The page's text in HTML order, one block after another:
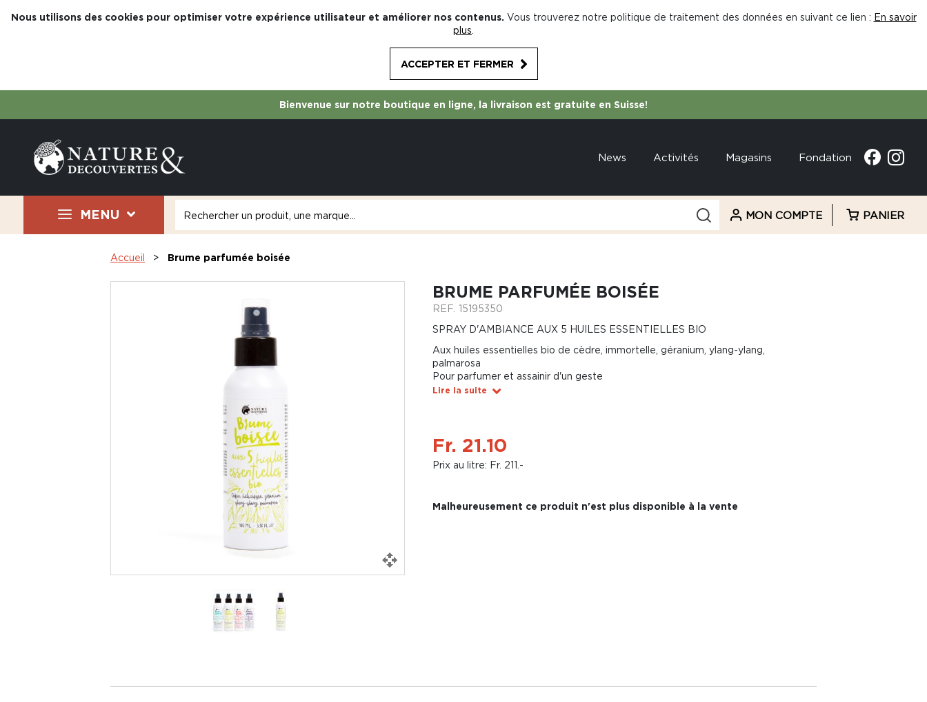
Nous utilisons des cookies pour optimiser votre expérience utilisateur et améliorer nos contenus. Vous trouverez notre politique de traitement des données en suivant ce lien : En savoir
plus
ACCEPTER ET FERMER
Bienvenue sur notre boutique en ligne, la livraison est gratuite en Suisse!
News Activités Magasins Fondation
MENU MON COMPTE PANIER
Accueil Brume parfumée boisée
BRUME PARFUMÉE BOISÉE
REF. 15195350
SPRAY D'AMBIANCE AUX 5 HUILES ESSENTIELLES BIO
Aux huiles essentielles bio de cèdre, immortelle, géranium, ylang-ylang,
palmarosa
Pour parfumer et assainir d'un geste
Lire la suite
Fr. 21.10
Prix au litre: Fr. 211.-
Malheureusement ce produit n'est plus disponible à la vente